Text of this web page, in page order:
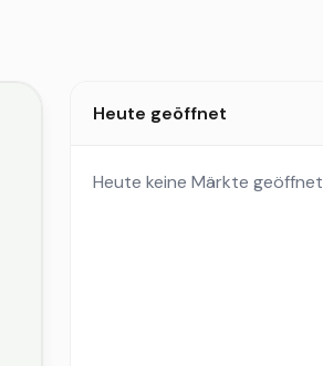
Heute geöffnet
Heute keine Märkte geöffnet